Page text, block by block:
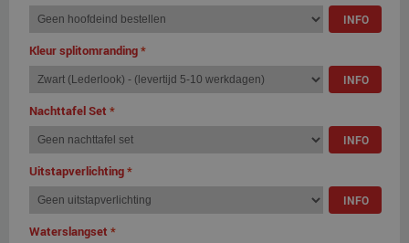
INFO
Kleur splitomranding*
INFO
Nachttafel Set *
INFO
Uitstapverlichting*
INFO
Waterslangset *